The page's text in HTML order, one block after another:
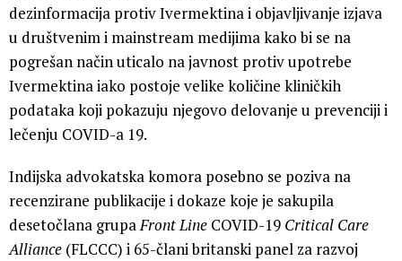
dezinformacija protiv Ivermektina i objavljivanje izjava
u društvenim i mainstream medijima kako bi se na
pogrešan način uticalo na javnost protiv upotrebe
Ivermektina iako postoje velike količine kliničkih
podataka koji pokazuju njegovo delovanje u prevenciji i
lečenju COVID-a 19.
Indijska advokatska komora posebno se poziva na
recenzirane publikacije i dokaze koje je sakupila
desetočlana grupaFront Line COVID-19 Critical Care
Alliance (FLCCC) i 65-člani britanski panel za razvoj